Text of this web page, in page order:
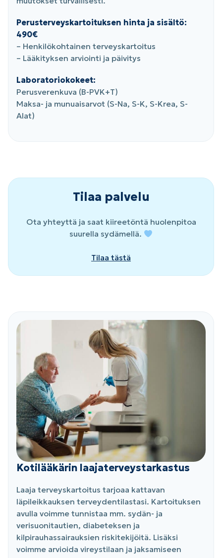
Perusterveyskartoituksen hinta ja sisältö:
490€
– Henkilökohtainen terveyskartoitus
– Lääkityksen arviointi ja päivitys
Laboratoriokokeet:
Perusverenkuva (B-PVK+T)
Maksa- ja munuaisarvot (S-Na, S-K, S-Krea, S-
Alat)
Tilaa palvelu
Ota yhteyttä ja saat kiireetöntä huolenpitoa
suurella sydämellä.
Tilaa tästä
Kotilääkärin laajaterveystarkastus
Laaja terveyskartoitus tarjoaa kattavan
läpileikkauksen terveydentilastasi. Kartoituksen
avulla voimme tunnistaa mm. sydän- ja
verisuonitautien, diabeteksen ja
kilpirauhassairauksien riskitekijöitä. Lisäksi
voimme arvioida vireystilaan ja jaksamiseen